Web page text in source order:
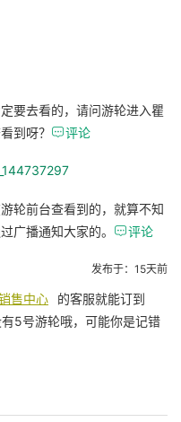
要去看的，请问游轮进入瞿
到呀？ 评论
轮前台查看到的，就算不知
广播通知大家的。 评论
发布于：15天前
售中心
的客服就能订到
5号游轮哦，可能你是记错